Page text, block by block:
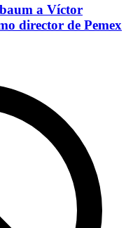
a Víctor
director de Pemex